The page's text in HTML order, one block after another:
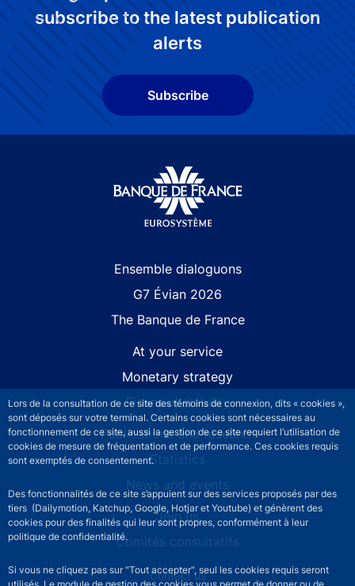
Lors de la consultation de ce site des témoins de connexion, dits « cookies »,
sont déposés sur votre terminal. Certains cookies sont nécessaires au
fonctionnement de ce site, aussi la gestion de ce site requiert l’utilisation de
cookies de mesure de fréquentation et de performance. Ces cookies requis
sont exemptés de consentement.
Des fonctionnalités de ce site s’appuient sur des services proposés par des
tiers (Dailymotion, Katchup, Google, Hotjar et Youtube) et génèrent des
cookies pour des finalités qui leur sont propres, conformément à leur
politique de confidentialité.
Si vous ne cliquez pas sur "Tout accepter", seul les cookies requis seront
subscribe to the latest publication
alerts
Subscribe
Ensemble dialoguons
G7 Évian 2026
The Banque de France
At your service
Monetary strategy
Financial stability
Publications and research
Statistics
News and events
Join us
Comités consultatifs
Footer secondary menuContact us